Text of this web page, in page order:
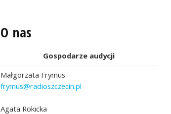
O nas
Gospodarze audycji
Małgorzata Frymus
frymus@radioszczecin.pl
Agata Rokicka